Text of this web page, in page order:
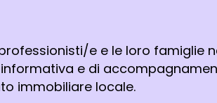
e e le loro famiglie
informativa e di
immobiliare locale.